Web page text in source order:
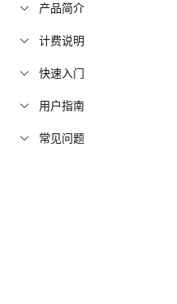
产品简介
计费说明
快速入门
用户指南
常见问题